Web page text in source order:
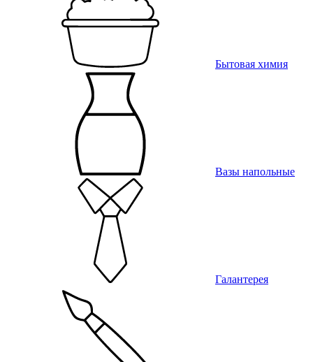
Бытовая химия
Вазы напольные
Галантерея